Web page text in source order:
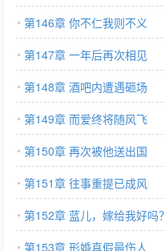
第146章 你不仁我则不义
第147章 一年后再次相见
第148章 酒吧内遭遇砸场
第149章 而爱终将随风飞
第150章 再次被他送出国
第151章 往事重提已成风
第152章 蓝儿，嫁给我好吗？
第153章 形婚真假最伤人